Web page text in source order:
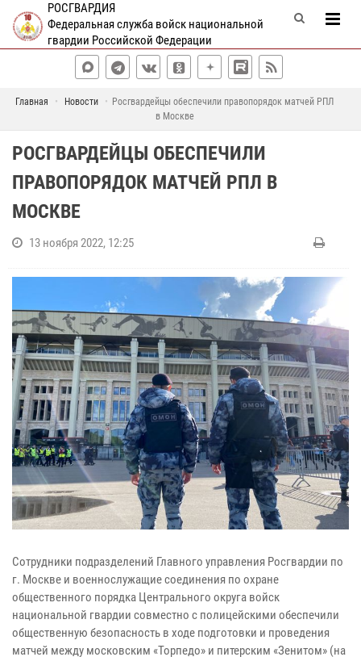
РОСГВАРДИЯ
Федеральная служба войск национальной
гвардии Российской Федерации
Главная Новости
Росгвардейцы обеспечили правопорядок матчей РПЛ
в Москве
РОСГВАРДЕЙЦЫ ОБЕСПЕЧИЛИ
ПРАВОПОРЯДОК МАТЧЕЙ РПЛ В
МОСКВЕ
13 ноября 2022, 12:25
Сотрудники подразделений Главного управления Росгвардии по
г. Москве и военнослужащие соединения по охране
общественного порядка Центрального округа войск
национальной гвардии совместно с полицейскими обеспечили
общественную безопасность в ходе подготовки и проведения
матчей между московским «Торпедо» и питерским «Зенитом» (на